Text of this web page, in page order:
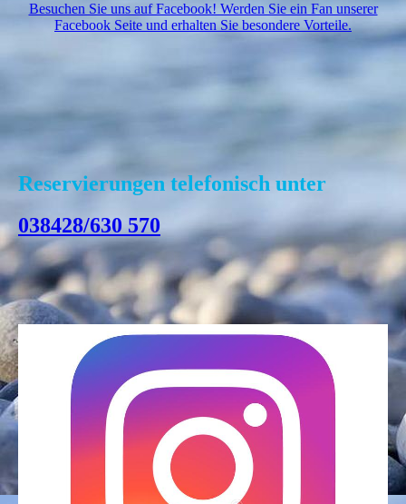
Besuchen Sie uns auf Facebook! Werden Sie ein Fan unserer
Facebook Seite und erhalten Sie besondere Vorteile.
Reservierungentelefonisch unter
038428/630 570